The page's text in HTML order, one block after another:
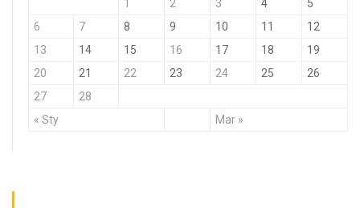
« Sty Mar »
1 2 3 4
5
6
7 8 9 10 11
12
13
14 15 16 17 18
19
20
21 22 23 24 25
26
27
28